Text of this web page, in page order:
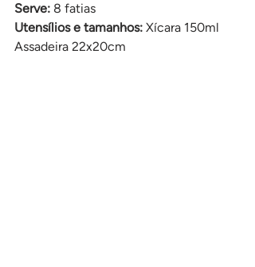
Serve: 8 fatias
Utensílios e tamanhos: Xícara 150ml
Assadeira 22x20cm